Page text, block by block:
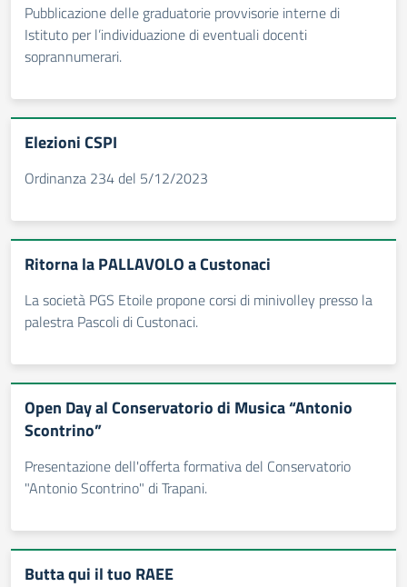
Pubblicazione delle graduatorie provvisorie interne di
Istituto per l’individuazione di eventuali docenti
soprannumerari.
Elezioni CSPI
Ordinanza 234 del 5/12/2023
Ritorna la PALLAVOLO a Custonaci
La società PGS Etoile propone corsi di minivolley presso la
palestra Pascoli di Custonaci.
Open Day al Conservatorio di Musica “Antonio
Scontrino”
Presentazione dell'offerta formativa del Conservatorio
"Antonio Scontrino" di Trapani.
Butta qui il tuo RAEE